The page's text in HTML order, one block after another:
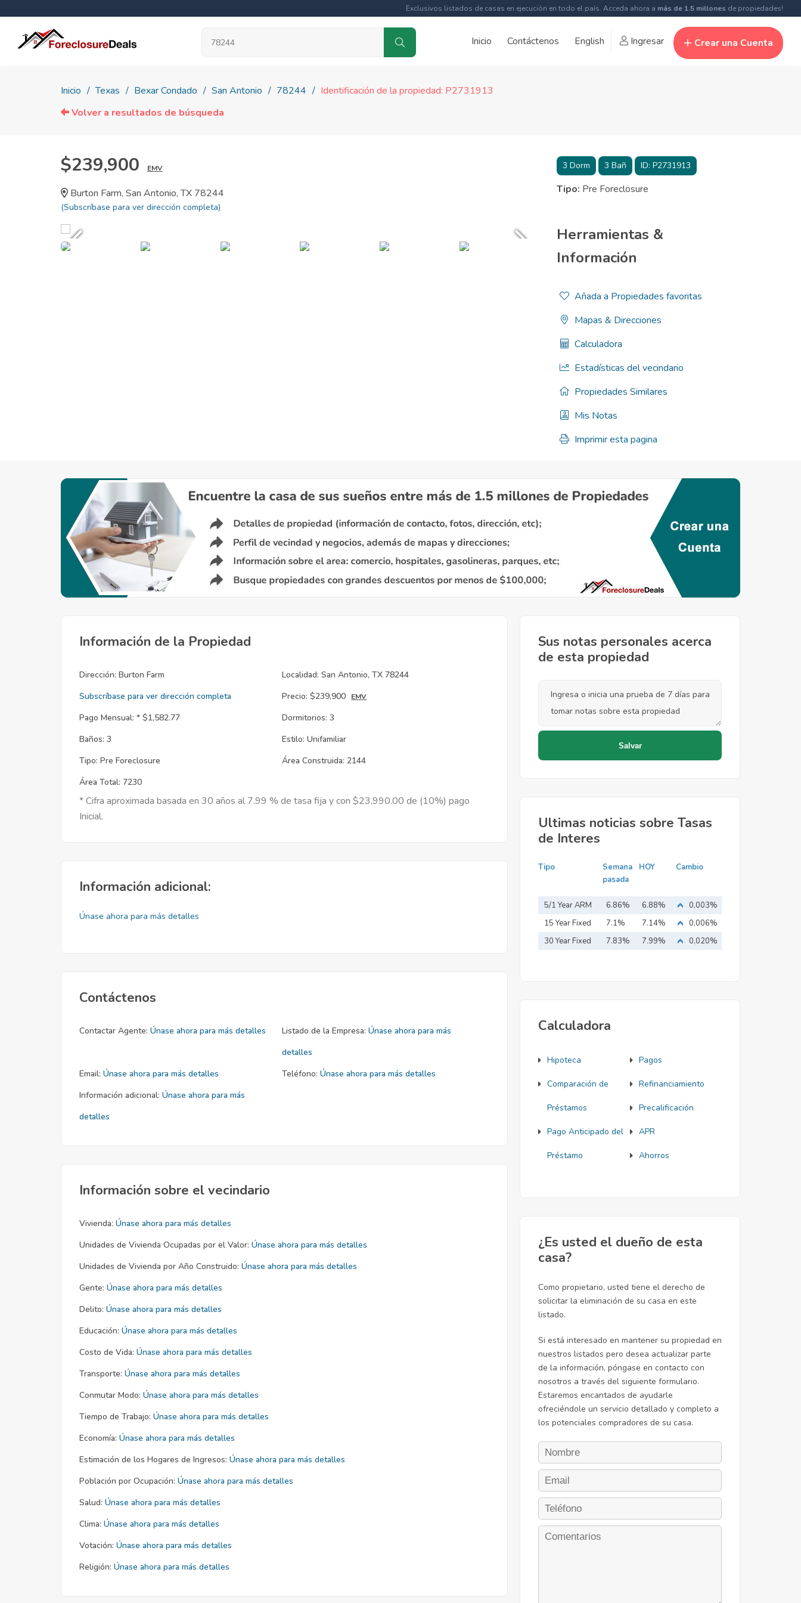
Exclusivos listados de casas en ejecución en todo el país. Acceda ahora a más de 1.5 millones de propiedades!
Inicio Contáctenos English Ingresar Crear una Cuenta
Inicio Texas Bexar Condado San Antonio 78244
Identificación de la propiedad: P2731913
Volver a resultados de búsqueda
$239,900 EMV
Burton Farm, San Antonio, TX 78244
(Subscríbase para ver dirección completa)
3Dorm 3Bañ ID: P2731913
Tipo: Pre Foreclosure
Herramientas &
Información
Añada a Propiedades favoritas
Mapas & Direcciones
Calculadora
Estadísticas del vecindario
Propiedades Similares
Mis Notas
Imprimir esta pagina
Información de la Propiedad
Dirección: Burton Farm
Subscríbase para ver dirección completa
Localidad: San Antonio, TX 78244
Precio: $239,900 EMV
Pago Mensual: * $1,582.77 Dormitorios: 3
Baños: 3 Estilo: Unifamiliar
Tipo: Pre Foreclosure Área Construida: 2144
Área Total: 7230
* Cifra aproximada basada en 30 años al 7.99 % de tasa fija y con $23,990.00 de (10%) pago
Inicial.
Información adicional:
Únase ahora para más detalles
Contáctenos
Contactar Agente: Únase ahora para más detalles Listado de la Empresa: Únase ahora para más
detalles
Email: Únase ahora para más detalles Teléfono: Únase ahora para más detalles
Información adicional: Únase ahora para más
detalles
Información sobre el vecindario
Vivienda: Únase ahora para más detalles
Unidades de Vivienda Ocupadas por el Valor: Únase ahora para más detalles
Unidades de Vivienda por Año Construido: Únase ahora para más detalles
Gente: Únase ahora para más detalles
Delito: Únase ahora para más detalles
Educación: Únase ahora para más detalles
Costo de Vida: Únase ahora para más detalles
Transporte: Únase ahora para más detalles
Conmutar Modo: Únase ahora para más detalles
Tiempo de Trabajo: Únase ahora para más detalles
Economía: Únase ahora para más detalles
Estimación de los Hogares de Ingresos: Únase ahora para más detalles
Población por Ocupación: Únase ahora para más detalles
Salud: Únase ahora para más detalles
Clima: Únase ahora para más detalles
Votación: Únase ahora para más detalles
Religión: Únase ahora para más detalles
Sus notas personales acerca
de esta propiedad
Ultimas noticias sobre Tasas
de Interes
Tipo
Semana
pasada
HOY Cambio
5/1 Year ARM 6.86% 6.88%
0,003%
15 Year Fixed
Mortgage
7.1% 7.14%
0,006%
30 Year Fixed
7.83% 7.99% 0,020%
Calculadora
Hipoteca Pagos
Comparación de
Préstamos
Refinanciamiento
Precalificación
Pago Anticipado del
Préstamo
APR
Ahorros
¿Es usted el dueño de esta
casa?
Como propietario, usted tiene el derecho de
solicitar la eliminación de su casa en este
listado.
Si está interesado en mantener su propiedad en
nuestros listados pero desea actualizar parte
de la información, póngase en contacto con
nosotros a través del siguiente formulario.
Estaremos encantados de ayudarle
ofreciéndole un servicio detallado y completo a
los potenciales compradores de su casa.